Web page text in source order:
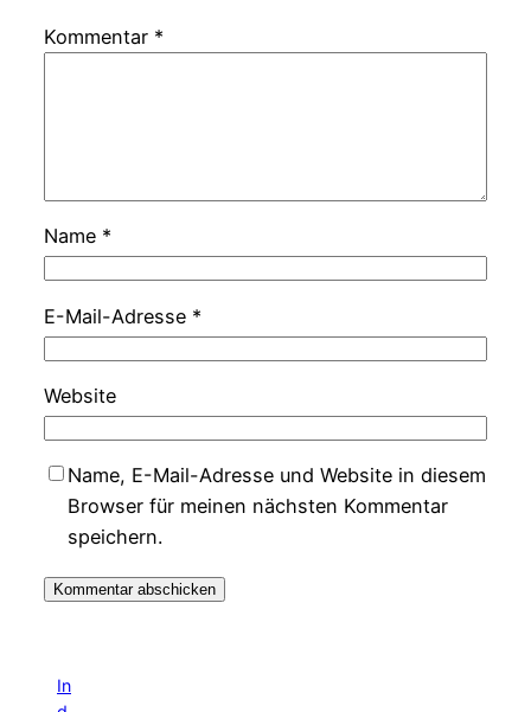
Kommentar *
Name *
E-Mail-Adresse *
Website
Name, E-Mail-Adresse und Website in diesem
Browser für meinen nächsten Kommentar
speichern.
In